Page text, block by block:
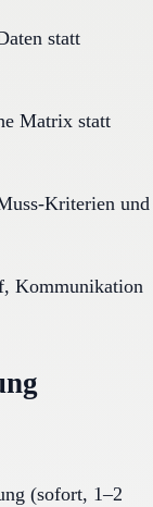
statt
Matrix statt
Kriterien und
Kommunikation
(sofort, 1–2